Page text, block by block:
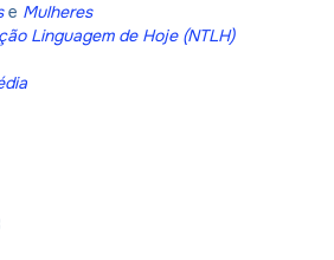
e Mulheres
Linguagem de Hoje (NTLH)